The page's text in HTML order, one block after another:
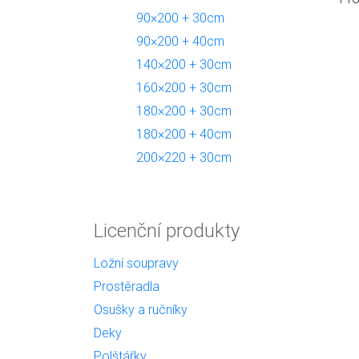
90×200 + 30cm
90×200 + 40cm
140×200 + 30cm
160×200 + 30cm
180×200 + 30cm
180×200 + 40cm
200×220 + 30cm
Licenční produkty
Ložní soupravy
Prostěradla
Osušky a ručníky
Deky
Polštářky